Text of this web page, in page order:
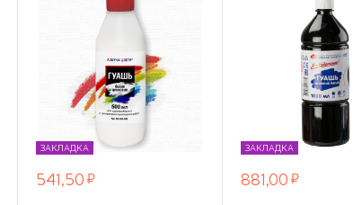
ЗАКЛАДКА
541,50
ЗАКЛАДКА
881,00